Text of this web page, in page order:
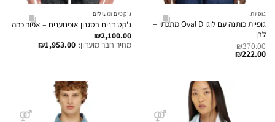
גופיות
גופיית כותנה עם לוגו Oval D מתכתי –
לבן
₪370.00
₪222.00
ג'קטים ומעילים
ג'קט דנים בסגנון אופנוענים – אפור כהה
₪2,100.00
מחיר חבר מועדון: ₪1,953.00